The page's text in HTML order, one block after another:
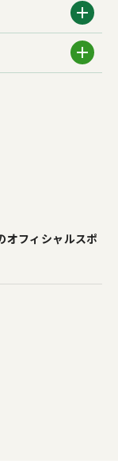
オフィシャルスポ